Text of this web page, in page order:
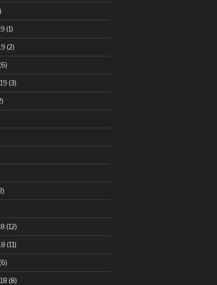
(1)
(2)
(3)
(12)
(11)
(8)